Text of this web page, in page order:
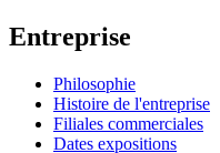
Entreprise
Philosophie
Histoire de l'entreprise
Filiales commerciales
Dates expositions